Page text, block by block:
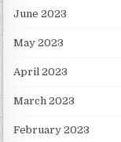
June 2023
May 2023
April 2023
March 2023
February 2023